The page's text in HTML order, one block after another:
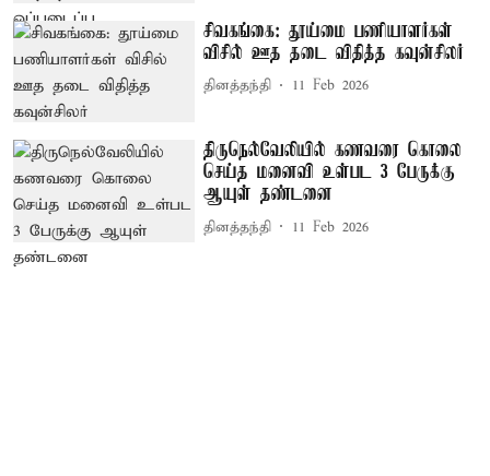
சிவகங்கை: தூய்மை பணியாளர்கள்
விசில் ஊத தடை விதித்த கவுன்சிலர்
தினத்தந்தி 11 Feb 2026
திருநெல்வேலியில் கணவரை கொலை
செய்த மனைவி உள்பட 3 பேருக்கு
ஆயுள் தண்டனை
தினத்தந்தி 11 Feb 2026